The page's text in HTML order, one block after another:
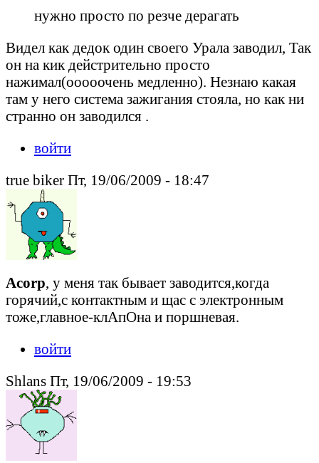
нужно просто по резче дерагать
Видел как дедок один своего Урала заводил, Так
он на кик дейстрительно просто
нажимал(ооооочень медленно). Незнаю какая
там у него система зажигания стояла, но как ни
странно он заводился .
войти
true biker Пт, 19/06/2009 - 18:47
Acorp, у меня так бывает заводится,когда
горячий,с контактным и щас с электронным
тоже,главное-клАпОна и поршневая.
войти
Shlans Пт, 19/06/2009 - 19:53